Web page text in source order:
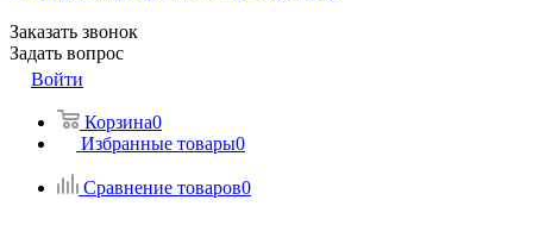
Заказать звонок
Задать вопрос
Войти
Корзина0
Избранные товары0
Сравнение товаров0